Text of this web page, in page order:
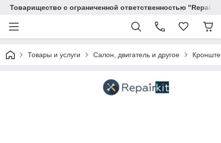
Товарищество с ограниченной ответственностью
Товары и услуги Салон, двигатель и другое